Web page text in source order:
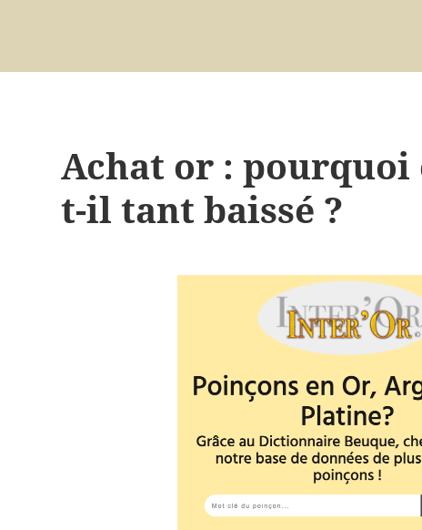
Achat or : pourquoi
t-il tant baissé ?